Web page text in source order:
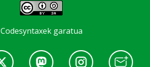
Codesyntaxek garatua